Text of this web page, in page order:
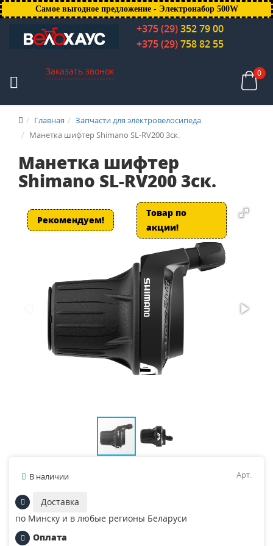
Самое выгодное предложение - Электронабор 500W
+375 (29)352 79 00
+375 (29)758 82 55
Заказать звонок 0
Главная
Запчасти для электровелосипеда
Манетка шифтер Shimano SL-RV200 3ск.
Манетка шифтер
Shimano SL-RV200 3ск.
Рекомендуем!
Товар по
акции!
В наличии Арт.
Доставка
по Минску и в любые регионы Беларуси
Оплата